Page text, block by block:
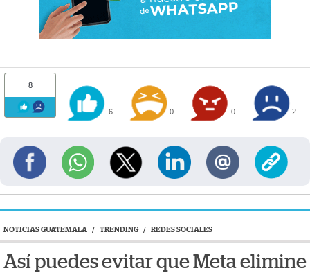
8
6 0 0 2
NOTICIAS GUATEMALA / TRENDING / REDES SOCIALES
Así puedes evitar que Meta elimine